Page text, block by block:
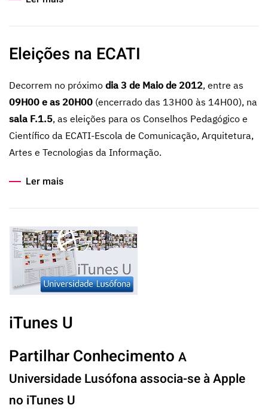
Eleições na ECATI
Decorrem no próximo dia 3 de Maio de 2012, entre as
09H00 e as 20H00 (encerrado das 13H00 às 14H00), na
sala F.1.5, as eleições para os Conselhos Pedagógico e
Científico da ECATI-Escola de Comunicação, Arquitetura,
Artes e Tecnologias da Informação.
Ler mais
iTunes U
Partilhar Conhecimento A
Universidade Lusófona associa-se à Apple
no iTunes U